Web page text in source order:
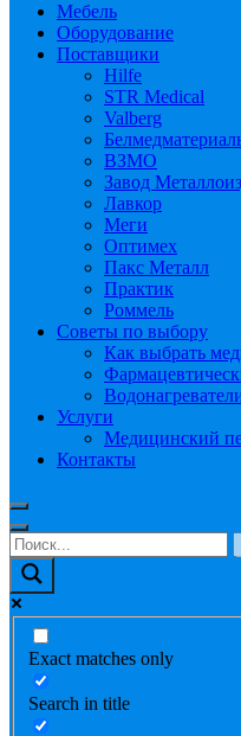
Мебель
Оборудование
Поставщики
Hilfe
STR Medical
Valberg
ВЗМО
Завод
Лавкор
Меги
Оптимех
Пакс Металл
Практик
Роммель
Советы по выбору
Как выбрать
Услуги
Медицинский
Контакты
Exact matches only
Search in title